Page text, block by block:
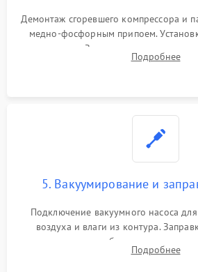
Демонтаж сгоревшего компрессора и
медно-фосфорным припоем.
осушителя. Замена изношенных
сломанных заслонок илиПодробнее
5. Вакуумирование и
Подключение вакуумного насоса
воздуха и влаги из контура.
дозированным объемом хладагента
электронным весам. КонтрольПодробнее